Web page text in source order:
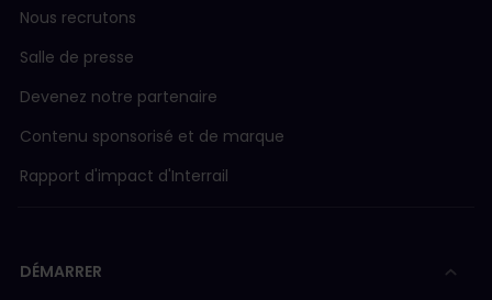
Nous recrutons
Salle de presse
Devenez notre partenaire
Contenu sponsorisé et de marque
Rapport d'impact d'Interrail
DÉMARRER